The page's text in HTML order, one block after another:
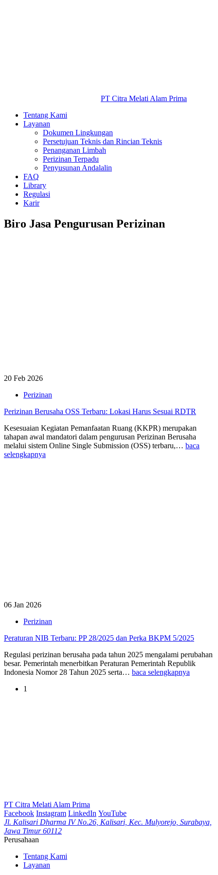
PT Citra Melati Alam Prima
Tentang Kami
Layanan
Dokumen Lingkungan
Persetujuan Teknis dan Rincian Teknis
Penanganan Limbah
Perizinan Terpadu
Penyusunan Andalalin
FAQ
Library
Regulasi
Karir
Biro Jasa Pengurusan Perizinan
20 Feb 2026
Perizinan
Perizinan Berusaha OSS Terbaru: Lokasi Harus Sesuai RDTR
Kesesuaian Kegiatan Pemanfaatan Ruang (KKPR) merupakan
tahapan awal mandatori dalam pengurusan Perizinan Berusaha
melalui sistem Online Single Submission (OSS) terbaru,… baca
selengkapnya
06 Jan 2026
Perizinan
Peraturan NIB Terbaru: PP 28/2025 dan Perka BKPM 5/2025
Regulasi perizinan berusaha pada tahun 2025 mengalami perubahan
besar. Pemerintah menerbitkan Peraturan Pemerintah Republik
Indonesia Nomor 28 Tahun 2025 serta… baca selengkapnya
1
PT Citra Melati Alam Prima
Facebook Instagram LinkedIn YouTube
Jl. Kalisari Dharma IV No.26, Kalisari, Kec. Mulyorejo, Surabaya,
Jawa Timur 60112
Perusahaan
Tentang Kami
Layanan